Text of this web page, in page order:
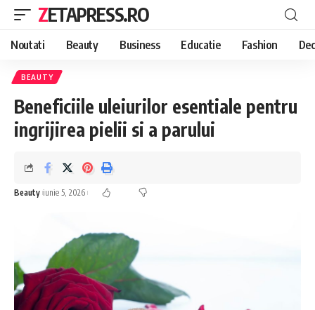
ZETAPRESS.RO
Noutati Beauty Business Educatie Fashion
BEAUTY
Beneficiile uleiurilor esentiale pentru
ingrijirea pielii si a parului
Beauty iunie 5, 2026